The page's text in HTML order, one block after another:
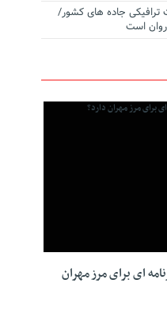
ترافیکی جاده های کشور/
است
ای برای مرز مهران